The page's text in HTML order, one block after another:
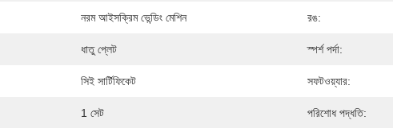
নরম আইসক্রিম ভেন্ডিং মেশিন রঙ:
ধাতু প্লেট স্পর্শ পর্দা:
সিই সার্টিফিকেট সফটওয়্যার:
1 সেট পরিশোধ পদ্ধতি: